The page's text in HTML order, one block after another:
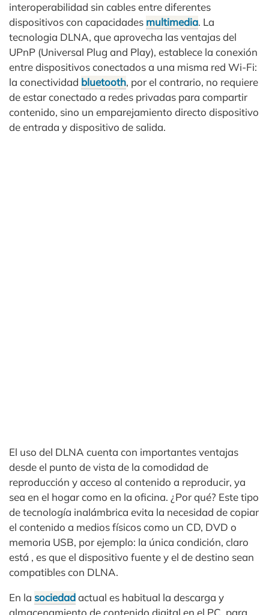
interoperabilidad sin cables entre diferentes
dispositivos con capacidades multimedia. La
tecnologia DLNA, que aprovecha las ventajas del
UPnP (Universal Plug and Play), establece la conexión
entre dispositivos conectados a una misma red Wi-Fi:
la conectividad bluetooth, por el contrario, no requiere
de estar conectado a redes privadas para compartir
contenido, sino un emparejamiento directo dispositivo
de entrada y dispositivo de salida.
El uso del DLNA cuenta con importantes ventajas
desde el punto de vista de la comodidad de
reproducción y acceso al contenido a reproducir, ya
sea en el hogar como en la oficina. ¿Por qué? Este tipo
de tecnología inalámbrica evita la necesidad de copiar
el contenido a medios físicos como un CD, DVD o
memoria USB, por ejemplo: la única condición, claro
está , es que el dispositivo fuente y el de destino sean
compatibles con DLNA.
En la sociedadactual es habitual la descarga y
almacenamiento de contenido digital en el PC, para